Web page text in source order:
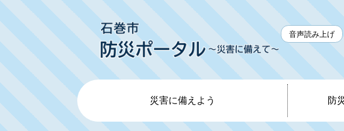
音声読み上げ
災害に備えよう 防